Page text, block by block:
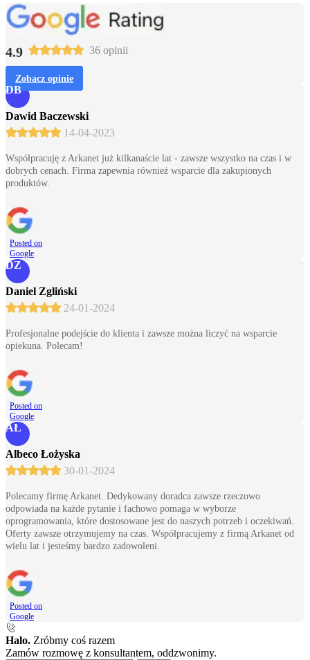
4.9 36 opinii
Zobacz opinie
DB
Dawid Baczewski
14-04-2023
Współpracuję z Arkanet już kilkanaście lat - zawsze wszystko na czas i w
dobrych cenach. Firma zapewnia również wsparcie dla zakupionych
produktów.
Posted on
Google
DZ
Daniel Zgliński
24-01-2024
Profesjonalne podejście do klienta i zawsze można liczyć na wsparcie
opiekuna. Polecam!
Posted on
Google
AŁ
Albeco Łożyska
30-01-2024
Polecamy firmę Arkanet. Dedykowany doradca zawsze rzeczowo
odpowiada na każde pytanie i fachowo pomaga w wyborze
oprogramowania, które dostosowane jest do naszych potrzeb i oczekiwań.
Oferty zawsze otrzymujemy na czas. Współpracujemy z firmą Arkanet od
wielu lat i jesteśmy bardzo zadowoleni.
Posted on
Google
Halo. Zróbmy coś razem
Zamów rozmowę z konsultantem, oddzwonimy.